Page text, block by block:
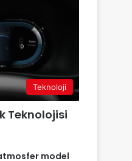
Teknoloji
Teknolojisi
model